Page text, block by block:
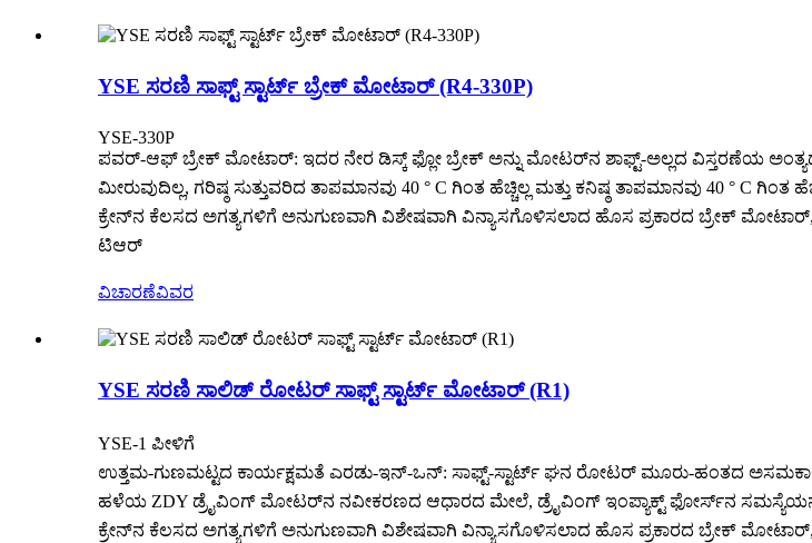
YSE ಸರಣಿ ಸಾಫ್ಟ್ ಸ್ಟಾರ್ಟ್ ಬ್ರೇಕ್ ಮೋಟಾರ್ (R4-330P)
YSE-330P
ಪವರ್-ಆಫ್ ಬ್ರೇಕ್ ಮೋಟಾರ್: ಇದರ ನೇರ ಡಿಸ್ಕ್ ಫ್ಲೋ ಬ್ರೇಕ್ ಅನ್ನು ಮೋಟರ್‌ನ ಶಾಫ್ಟ್-ಅಲ್ಲದ ವಿಸ್ತರಣೆಯ
ಮೀರುವುದಿಲ್ಲ, ಗರಿಷ್ಠ ಸುತ್ತುವರಿದ ತಾಪಮಾನವು 40 ° C ಗಿಂತ ಹೆಚ್ಚಿಲ್ಲ ಮತ್ತು ಕನಿಷ್ಠ ತಾಪಮಾನವು 40 ° C ಗಿಂತ
ಕ್ರೇನ್‌ನ ಕೆಲಸದ ಅಗತ್ಯಗಳಿಗೆ ಅನುಗುಣವಾಗಿ ವಿಶೇಷವಾಗಿ ವಿನ್ಯಾಸಗೊಳಿಸಲಾದ ಹೊಸ ಪ್ರಕಾರದ ಬ್ರೇಕ್
ಟಿಆರ್
ವಿಚಾರಣೆವಿವರ
YSE ಸರಣಿ ಸಾಲಿಡ್ ರೋಟರ್ ಸಾಫ್ಟ್ ಸ್ಟಾರ್ಟ್ ಮೋಟಾರ್ (R1)
YSE-1 ಪೀಳಿಗೆ
ಉತ್ತಮ-ಗುಣಮಟ್ಟದ ಕಾರ್ಯಕ್ಷಮತೆ ಎರಡು-ಇನ್-ಒನ್: ಸಾಫ್ಟ್-ಸ್ಟಾರ್ಟ್ ಘನ ರೋಟರ್ ಮೂರು-ಹಂತದ
ಹಳೆಯ ZDY ಡ್ರೈವಿಂಗ್ ಮೋಟರ್‌ನ ನವೀಕರಣದ ಆಧಾರದ ಮೇಲೆ, ಡ್ರೈವಿಂಗ್ ಇಂಪ್ಯಾಕ್ಟ್ ಫೋರ್ಸ್‌ನ
ಕ್ರೇನ್‌ನ ಕೆಲಸದ ಅಗತ್ಯಗಳಿಗೆ ಅನುಗುಣವಾಗಿ ವಿಶೇಷವಾಗಿ ವಿನ್ಯಾಸಗೊಳಿಸಲಾದ ಹೊಸ ಪ್ರಕಾರದ ಬ್ರೇಕ್